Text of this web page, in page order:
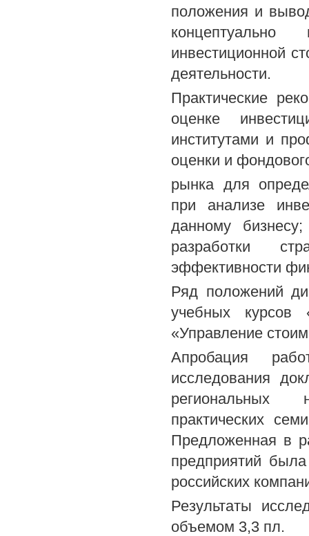
положения и
инвестиционной
деятельности.
Практические
оценке
институтами и
оценки и
рынка для
при анализе
данному
разработки
эффективности
Ряд положений
учебных курсов
«Управление
Апробация
исследования
региональных
практических
Предложенная в
предприятий
российских
Результаты
объемом 3,3 пл.